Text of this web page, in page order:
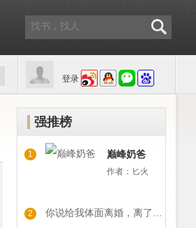
登录
强推榜
1 巅峰奶爸
作者： 匕火
2 你说给我体面离婚，离了你又后悔